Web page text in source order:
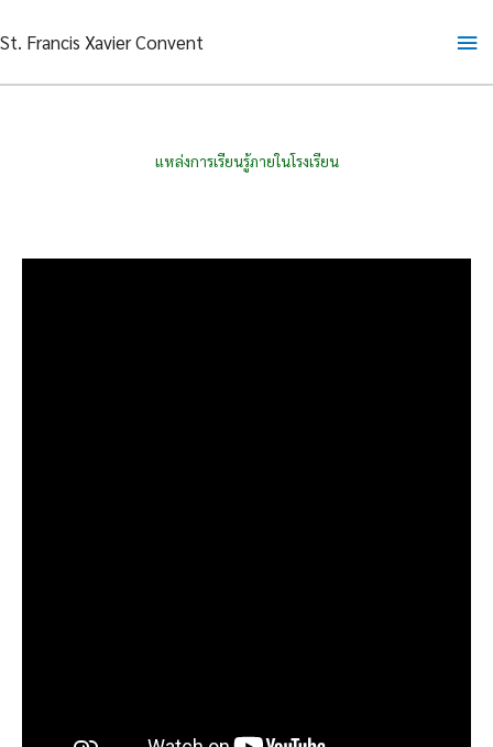
to
St. Francis Xavier Convent
แหล่งการเรียนรู้ภายในโรงเรียน